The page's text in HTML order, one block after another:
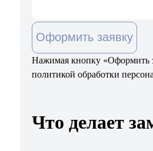
Оформить заявку
Нажимая кнопку «Оформить
политикой обработки
Что делает